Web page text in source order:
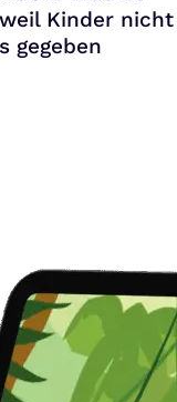
Kinder nicht
gegeben